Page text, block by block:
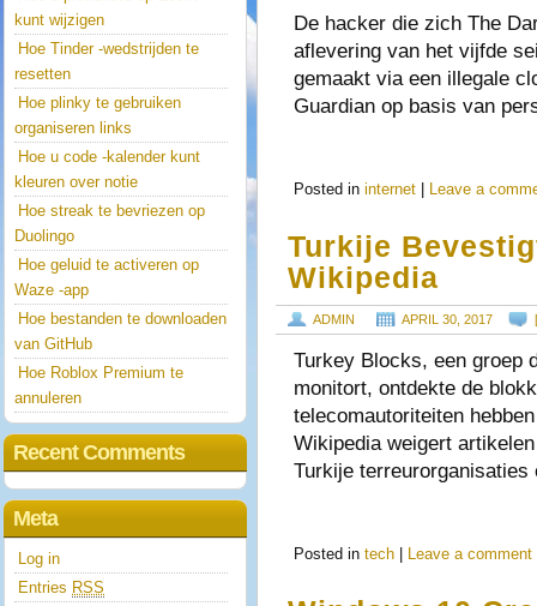
De hacker die zich The
aflevering van het vijfde
gemaakt via een illegale
Guardian op basis van
Posted in internet Leave a
Turkije
Wikipedia
ADMIN APRIL 30, 2017
Turkey Blocks, een groep
monitort, ontdekte de
telecomautoriteiten
Wikipedia weigert
Turkije
Posted in tech Leave a comment
kunt wijzigen
Hoe Tinder -wedstrijden te
resetten
Hoe plinky te gebruiken
organiseren links
Hoe u code -kalender kunt
kleuren over notie
Hoe streak te bevriezen op
Duolingo
Hoe geluid te activeren op
Waze -app
Hoe bestanden te downloaden
van GitHub
Hoe Roblox Premium te
annuleren
Recent Comments
Meta
Log in
Entries RSS